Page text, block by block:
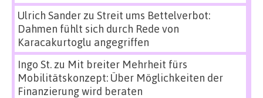
Ulrich Sanderzu Streit ums Bettelverbot:
Dahmen fühlt sich durch Rede von
Karacakurtoglu angegriffen
Ingo St.zu Mit breiter Mehrheit fürs
Mobilitätskonzept: Über Möglichkeiten der
Finanzierung wird beraten